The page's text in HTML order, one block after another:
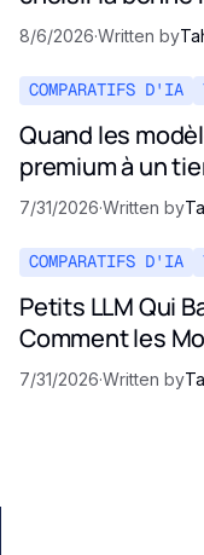
prompt en 2026
8/6/2026·Written by
COMPARATIFS D'IA
Quand les
premium à un
des prix de l'IA
7/31/2026·Written by
COMPARATIFS D'IA
Petits LLM Qui
Comment les
Rivalisent avec
7/31/2026·Written by